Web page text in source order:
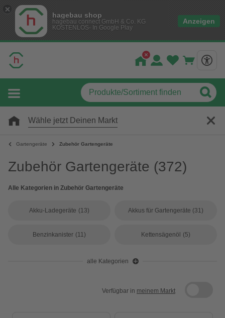
hagebau shop
hagebau connect GmbH & Co. KG
KOSTENLOS- In Google Play
Anzeigen
Wähle jetzt Deinen Markt
Gartengeräte Zubehör Gartengeräte
Zubehör Gartengeräte (372)
Alle Kategorien in Zubehör Gartengeräte
Akku-Ladegeräte (13) Akkus für Gartengeräte (31)
Benzinkanister (11) Kettensägenöl (5)
alle Kategorien
Verfügbar in meinem Markt